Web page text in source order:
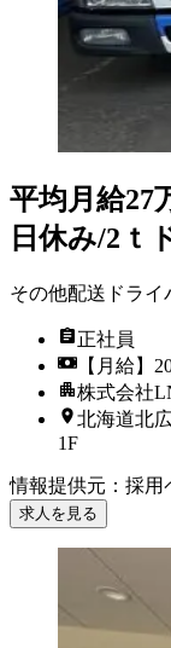
平均月給27
日休み/2ｔ
その他配送ドライ
正社員
【月給】
株式会社
北海道北
1F
情報提供元 ： 採用
求人を見る